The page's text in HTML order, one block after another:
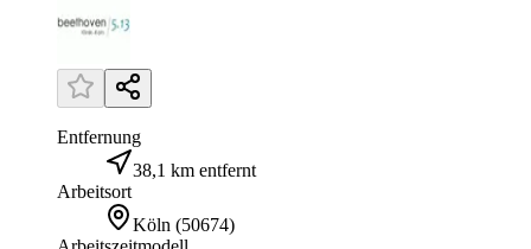
Entfernung
38,1 km entfernt
Arbeitsort
Köln (50674)